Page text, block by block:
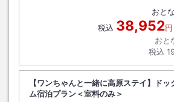
おとな
税込 38,952円
おと
税込
【ワンちゃんと一緒に高原ステイ】ド
ム宿泊プラン＜室料のみ＞